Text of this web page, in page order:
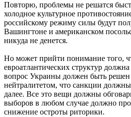
Повторю, проблемы не решатся
холодное культурное
российскому режиму силы будут
Вашингтоне и американском
никуда не денется.
Но может прийти понимание того,
евроатлантических структур
вопрос Украины должен быть решен
нейтралитетом, что санкции
далее. Все это вещи должны
выборов в любом случае должно
снижение остроты риторики.